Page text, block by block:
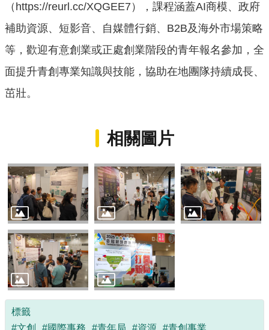
（ https://reurl.cc/XQGEE7 ），課程涵蓋AI商模、政府
補助資源、短影音、自媒體行銷、B2B及海外市場策略
等，歡迎有意創業或正處創業階段的青年報名參加，全
面提升青創專業知識與技能，協助在地團隊持續成長、
茁壯。
相關圖片
標籤